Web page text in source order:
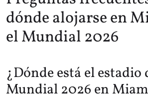
dónde alojarse en
el Mundial 2026
¿Dónde está el estadio
Mundial 2026 en